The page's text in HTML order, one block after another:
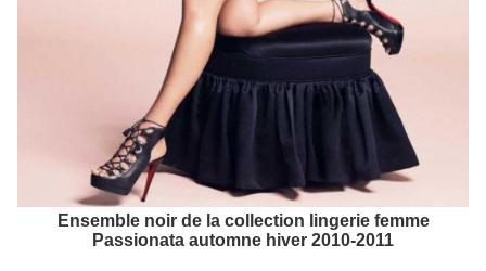
Ensemble noir de la collection lingerie femme
Passionata automne hiver 2010-2011